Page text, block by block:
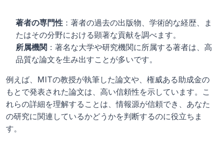
著者の専門性 ：著者の過去の出版物、学術的な経歴、ま
たはその分野における顕著な貢献を調べます。
所属機関 ：著名な大学や研究機関に所属する著者は、高
品質な論文を生み出すことが多いです。
例えば、MITの教授が執筆した論文や、権威ある助成金の
もとで発表された論文は、高い信頼性を示しています。こ
れらの詳細を理解することは、情報源が信頼でき、あなた
の研究に関連しているかどうかを判断するのに役立ちま
す。